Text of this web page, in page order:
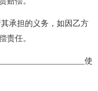
承担的义务，如因乙方
责任。
使